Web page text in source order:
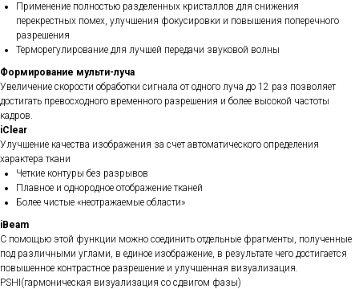
Применение полностью разделенных кристаллов для снижения
перекрестных помех, улучшения фокусировки и повышения поперечного
разрешения
Терморегулирование для лучшей передачи звуковой волны
Формирование мульти-луча
Увеличение скорости обработки сигнала от одного луча до 12 раз позволяет
достигать превосходного временного разрешения и более высокой частоты
кадров.
iClear
Улучшение качества изображения за счет автоматического определения
характера ткани
Четкие контуры без разрывов
Плавное и однородное отображение тканей
Более чистые «неотражаемые области»
iBeam
С помощью этой функции можно соединить отдельные фрагменты, полученные
под различными углами, в единое изображение, в результате чего достигается
повышенное контрастное разрешение и улучшенная визуализация.
PSHI(гармоническая визуализация со сдвигом фазы)